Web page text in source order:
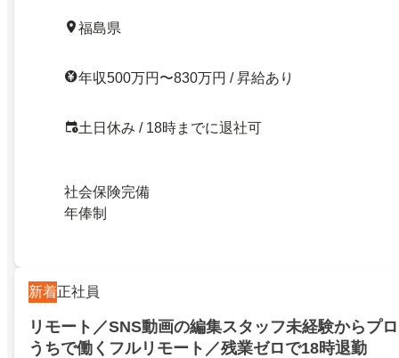
福島県
年収500万円〜830万円 / 昇給あり
土日休み / 18時までに退社可
社会保険完備
年俸制
新着正社員
リモート／SNS動画の編集スタッフ未経験からプ
うちで働くフルリモート／残業ゼロで18時退勤